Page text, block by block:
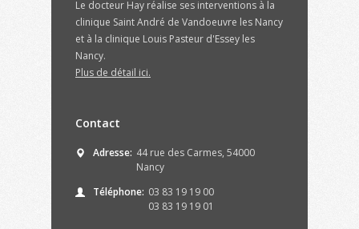
Le docteur Hay réalise ses interventions à la
clinique Saint André de Vandoeuvre les Nancy
et à la clinique Louis Pasteur d'Essey les
Nancy.
Plus de détail ici.
Contact
Adresse: 44 rue des Carmes, 54000
Nancy
Téléphone: 03 83 19 19 00
03 83 19 19 01